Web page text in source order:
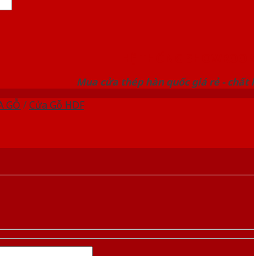
Mua cửa thép hàn quốc giá rẻ - chất
GỖ /Cửa Gỗ HDF